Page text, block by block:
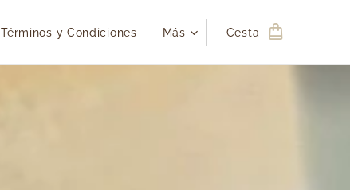
Términos y Condiciones Más Cesta